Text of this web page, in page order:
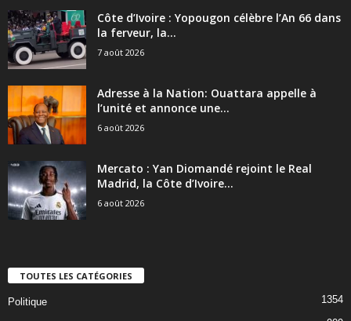
Côte d’Ivoire : Yopougon célèbre l’An 66 dans
la ferveur, la...
7 août 2026
Adresse à la Nation: Ouattara appelle à
l’unité et annonce une...
6 août 2026
Mercato : Yan Diomandé rejoint le Real
Madrid, la Côte d’Ivoire...
6 août 2026
TOUTES LES CATÉGORIES
Politique 1354